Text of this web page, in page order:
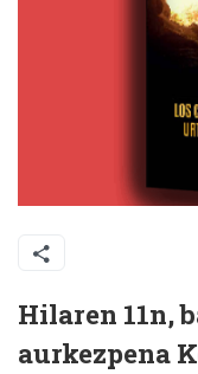
Hilaren 11n,
aurkezpena